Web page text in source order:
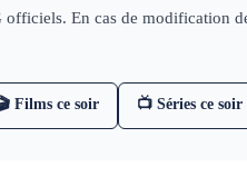
En cas de modification
Films ce soir 📺 Séries ce soir